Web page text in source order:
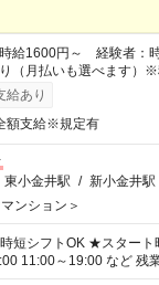
給1600円～ 経験者：
（月払いも選べます）※
となります。
給あり
額支給※規定有
東小金井駅 / 新小金井駅
ンション＞
ート時間選べます！ 7:00～
～19:00 など 残業なし！ ※W
と合わせ週40時間超の